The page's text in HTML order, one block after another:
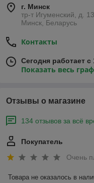
г. Минск
тр-т Игуменский, д.
Минск, Беларусь
Контакты
Сегодня работает с
Показать весь
Отзывы о магазине
134 отзывов за всё
Покупатель
Очень
Товара не оказалось в